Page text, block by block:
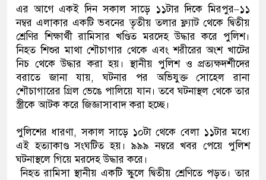
এর আগে একই দিন সকাল সাড়ে ১১টার দিকে মিরপুর–১১
নম্বর এলাকার একটি ভবনের তৃতীয় তলার ফ্ল্যাট থেকে দ্বিতীয়
শ্রেণির শিক্ষার্থী রামিসার খণ্ডিত মরদেহ উদ্ধার করে পুলিশ।
নিহত শিশুর মাথা শৌচাগার থেকে এবং শরীরের অংশ খাটের
নিচ থেকে উদ্ধার করা হয়। স্থানীয় পুলিশ ও প্রত্যক্ষদর্শীদের
বরাতে জানা যায়, ঘটনার পর অভিযুক্ত সোহেল রানা
শৌচাগারের গ্রিল ভেঙে পালিয়ে যান। তবে ঘটনাস্থল থেকে তার
স্ত্রীকে আটক করে জিজ্ঞাসাবাদ করা হচ্ছে।
পুলিশের ধারণা, সকাল সাড়ে ১০টা থেকে বেলা ১১টার মধ্যে
এই হত্যাকাণ্ড সংঘটিত হয়। ৯৯৯ নম্বরে খবর পেয়ে পুলিশ
ঘটনাস্থলে গিয়ে মরদেহ উদ্ধার করে।
নিহত রামিসা স্থানীয় একটি স্কুলে দ্বিতীয় শ্রেণিতে পড়ত। তার